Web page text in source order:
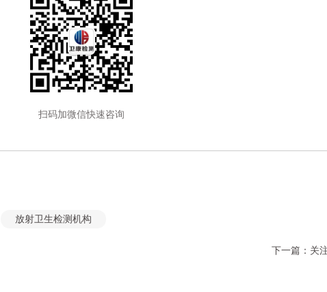
扫码加微信快速咨询
放射卫生检测机构
下一篇： 关